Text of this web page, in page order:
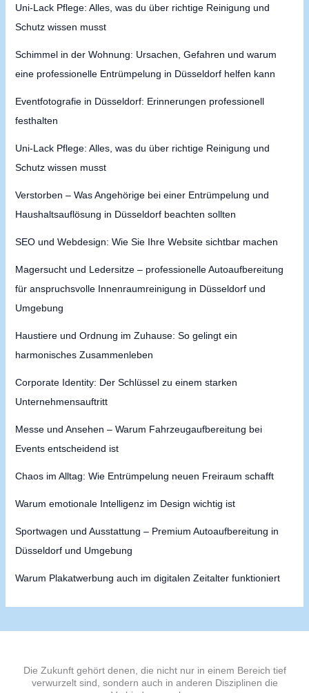
Uni-Lack Pflege: Alles, was du über richtige Reinigung und
Schutz wissen musst
Schimmel in der Wohnung: Ursachen, Gefahren und warum
eine professionelle Entrümpelung in Düsseldorf helfen kann
Eventfotografie in Düsseldorf: Erinnerungen professionell
festhalten
Uni-Lack Pflege: Alles, was du über richtige Reinigung und
Schutz wissen musst
Verstorben – Was Angehörige bei einer Entrümpelung und
Haushaltsauflösung in Düsseldorf beachten sollten
SEO und Webdesign: Wie Sie Ihre Website sichtbar machen
Magersucht und Ledersitze – professionelle Autoaufbereitung
für anspruchsvolle Innenraumreinigung in Düsseldorf und
Umgebung
Haustiere und Ordnung im Zuhause: So gelingt ein
harmonisches Zusammenleben
Corporate Identity: Der Schlüssel zu einem starken
Unternehmensauftritt
Messe und Ansehen – Warum Fahrzeugaufbereitung bei
Events entscheidend ist
Chaos im Alltag: Wie Entrümpelung neuen Freiraum schafft
Warum emotionale Intelligenz im Design wichtig ist
Sportwagen und Ausstattung – Premium Autoaufbereitung in
Düsseldorf und Umgebung
Warum Plakatwerbung auch im digitalen Zeitalter funktioniert
Die Zukunft gehört denen, die nicht nur in einem Bereich tief
verwurzelt sind, sondern auch in anderen Disziplinen die